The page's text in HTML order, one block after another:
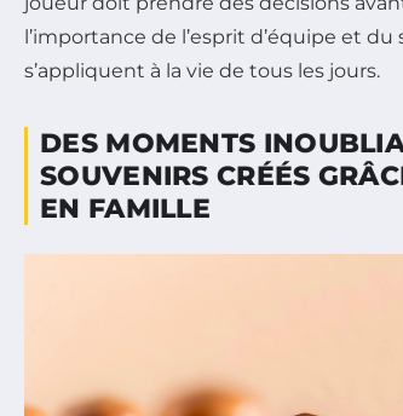
l’importance de l’esprit d’équipe et
s’appliquent à la vie de tous les jours.
DES MOMENTS
SOUVENIRS CRÉÉS
EN FAMILLE